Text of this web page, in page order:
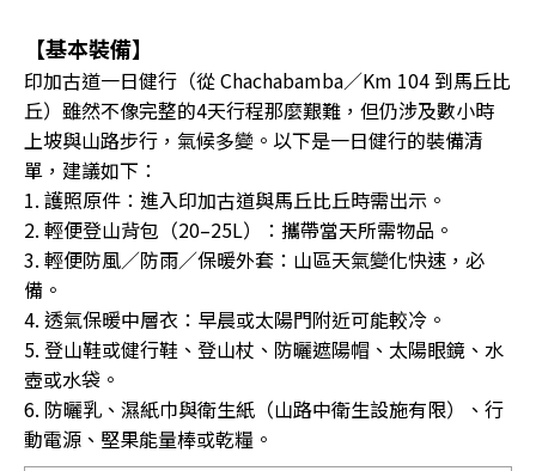
【基本裝備】
印加古道一日健行（從 Chachabamba／Km 104 到馬丘比
丘）雖然不像完整的4天行程那麼艱難，但仍涉及數小時
上坡與山路步行，氣候多變。以下是一日健行的裝備清
單，建議如下：
1. 護照原件：進入印加古道與馬丘比丘時需出示。
2. 輕便登山背包（20–25L）：攜帶當天所需物品。
3. 輕便防風／防雨／保暖外套：山區天氣變化快速，必
備。
4. 透氣保暖中層衣：早晨或太陽門附近可能較冷。
5. 登山鞋或健行鞋、登山杖、防曬遮陽帽、太陽眼鏡、水
壺或水袋。
6. 防曬乳、濕紙巾與衛生紙（山路中衛生設施有限）、行
動電源、堅果能量棒或乾糧。